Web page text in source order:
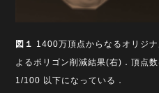
図１ 1400万頂点からなるオリジ
よるポリゴン削減結果(右)．頂点数
1/100 以下になっている．